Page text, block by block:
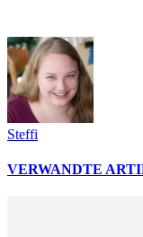
Steffi
VERWANDTE